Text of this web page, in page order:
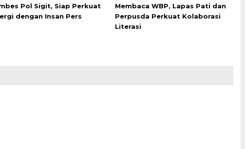
Pol Sigit, Siap Perkuat
dengan Insan Pers
Membaca WBP, Lapas Pati dan
Perpusda Perkuat Kolaborasi
Literasi